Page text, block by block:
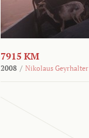
7915 KM
2008 / Nikolaus Geyrhalter